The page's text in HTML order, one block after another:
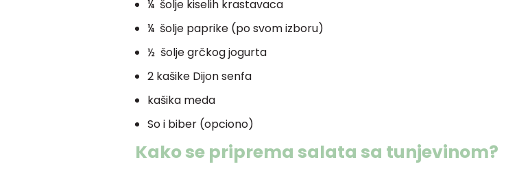
¼ šolje kiselih krastavaca
¼ šolje paprike (po svom izboru)
½ šolje grčkog jogurta
2 kašike Dijon senfa
kašika meda
So i biber (opciono)
Kako se priprema salata sa tunjevinom?